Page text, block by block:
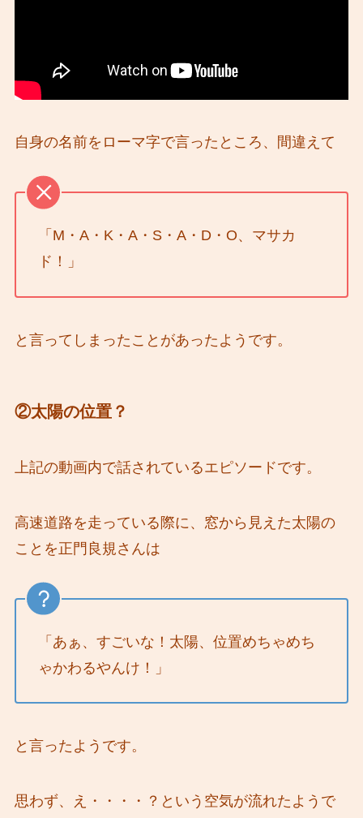
自身の名前をローマ字で言ったところ、間違えて
「M・A・K・A・S・A・D・O、マサカ
ド！」
と言ってしまったことがあったようです。
②太陽の位置？
上記の動画内で話されているエピソードです。
高速道路を走っている際に、窓から見えた太陽の
ことを正門良規さんは
「あぁ、すごいな！太陽、位置めちゃめち
ゃかわるやんけ！」
と言ったようです。
思わず、え・・・・？という空気が流れたようで